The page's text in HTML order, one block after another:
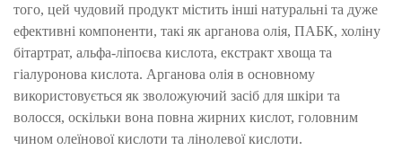
того, цей чудовий продукт містить інші натуральні та дуже
ефективні компоненти, такі як арганова олія, ПАБК, холіну
бітартрат, альфа-ліпоєва кислота, екстракт хвоща та
гіалуронова кислота. Арганова олія в основному
використовується як зволожуючий засіб для шкіри та
волосся, оскільки вона повна жирних кислот, головним
чином олеїнової кислоти та лінолевої кислоти.